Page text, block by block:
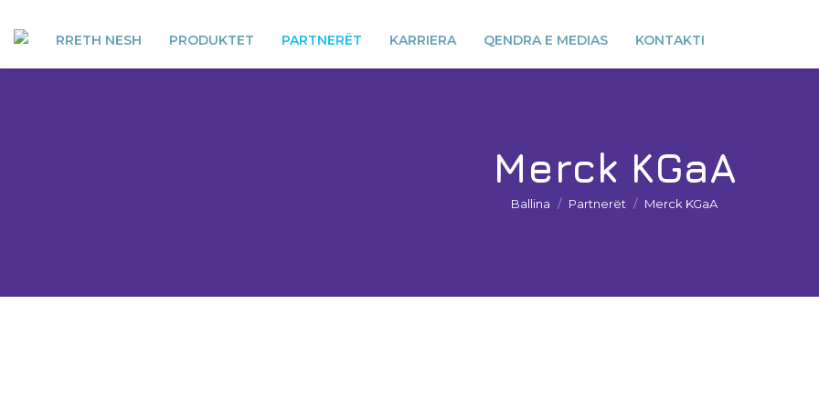
RRETH NESH PRODUKTET PARTNERËT KARRIERA QENDRA E MEDIAS KONTAKTI
Merck KGaA
You are here:
Ballina Partnerët Merck KGaA